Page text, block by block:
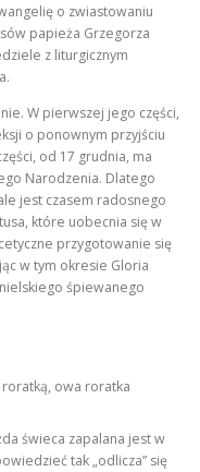
o zwiastowaniu
papieża Grzegorza
z liturgicznym
W pierwszej jego części,
o ponownym przyjściu
od 17 grudnia, ma
Narodzenia. Dlatego
jest czasem radosnego
które uobecnia się w
przygotowanie się
w tym okresie Gloria
śpiewanego
owa roratka
świeca zapalana jest w
tak „odlicza” się